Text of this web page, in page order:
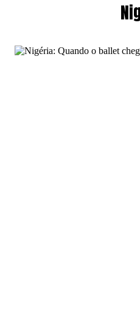
SUBMETER EVENTOS